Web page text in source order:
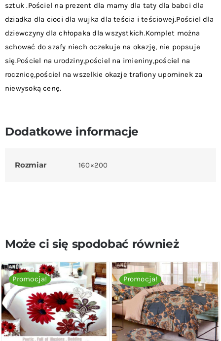
sztuk .Pościel na prezent dla mamy dla taty dla babci dla
dziadka dla cioci dla wujka dla teścia i teściowej.Pościel dla
dziewczyny dla chłopaka dla wszystkich.Komplet można
schować do szafy niech oczekuje na okazję, nie popsuje
się.Pościel na urodziny,pościel na imieniny,pościel na
rocznicę,pościel na wszelkie okazje trafiony upominek za
niewysoką cenę.
Dodatkowe informacje
Rozmiar 160×200
Może ci się spodobać również
Promocja!
DODAJ DO KOSZYKA
/
SZCZEGÓŁY
Promocja!
DODAJ DO KOSZYKA
SZCZEGÓŁY